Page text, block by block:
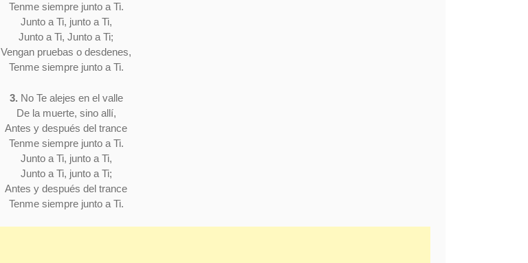
Tenme siempre junto a Ti.
Junto a Ti, junto a Ti,
Junto a Ti, Junto a Ti;
Vengan pruebas o desdenes,
Tenme siempre junto a Ti.
3. No Te alejes en el valle
De la muerte, sino allí,
Antes y después del trance
Tenme siempre junto a Ti.
Junto a Ti, junto a Ti,
Junto a Ti, junto a Ti;
Antes y después del trance
Tenme siempre junto a Ti.